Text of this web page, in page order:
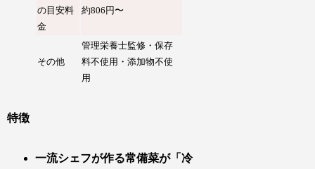
の目安料
金
約806円〜
その他
管理栄養士監修・保存
料不使用・添加物不使
用
特徴
一流シェフが作る常備菜が「冷